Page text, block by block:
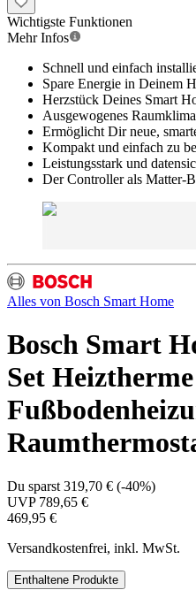
Wichtigste Funktionen
Mehr Infos
Schnell und einfach
Spare Energie in Deinem
Herzstück Deines Smart
Ausgewogenes Raumklima
Ermöglicht Dir neue,
Kompakt und einfach zu
Leistungsstark und
Der Controller als Matter-
Alles von Bosch Smart Home
Bosch Smart
Set
Du sparst 319,70 € (-40%)
UVP 789,65 €
469,95 €
Versandkostenfrei, inkl. MwSt.
Enthaltene Produkte